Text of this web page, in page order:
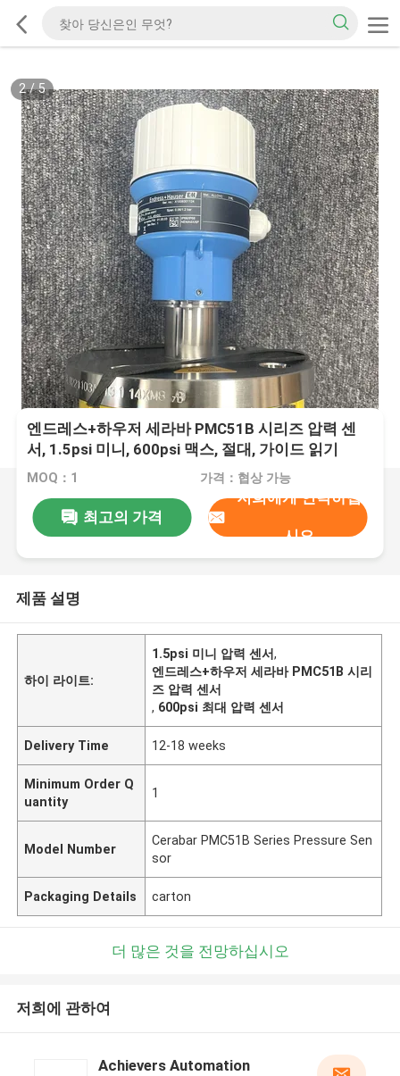
2/5
엔드레스+하우저 세라바 PMC51B 시리즈 압력 센
서, 1.5psi 미니, 600psi 맥스, 절대, 가이드 읽기
MOQ：1 가격：협상 가능
최고의 가격
저희에게 연락하십
시오
제품 설명
하이 라이트:
1.5psi 미니 압력 센서,
엔드레스+하우저 세라바 PMC51B 시리
즈 압력 센서
, 600psi 최대 압력 센서
Delivery Time 12-18 weeks
Minimum Order Q
uantity
1
Model Number
Cerabar PMC51B Series Pressure Sen
sor
Packaging Details carton
더 많은 것을 전망하십시오
저희에 관하여
Achievers Automation